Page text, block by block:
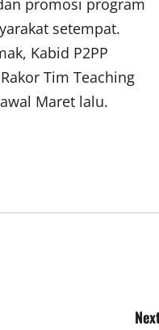
promosi program
setempat.
Kabid P2PP
Tim Teaching
Maret lalu.